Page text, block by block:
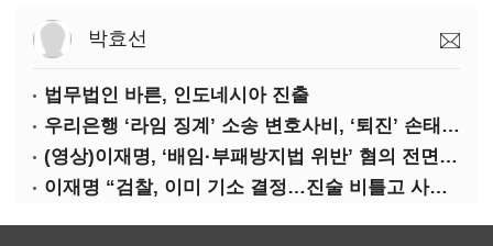
박효선
법무법인 바른, 인도네시아 진출
우리은행 ‘라임 징계’ 소송 변호사비, ‘퇴진’ 손태승 회장 개인이 납부하나
(영상)이재명, ‘배임·부패방지법 위반’ 혐의 전면 반박(종합)
이재명 “검찰, 이미 기소 결정…진술 비틀고 사건 조작에 악용”